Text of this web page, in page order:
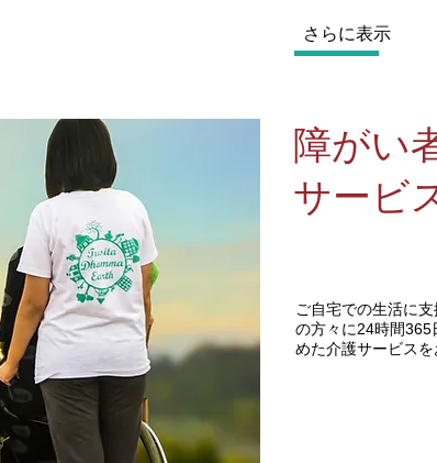
さらに表示
障がい
サービ
ご自宅での生活に
の方々に24時間365
めた介護サービスを